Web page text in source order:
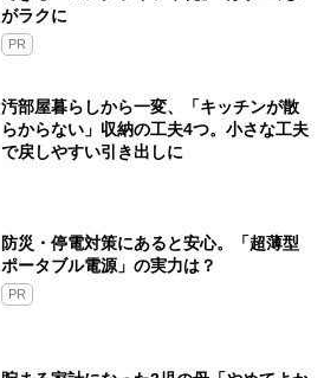
がラクに
PR
汚部屋暮らしから一変、「キッチンが散
らからない」収納の工夫4つ。小さな工夫
で戻しやすい引き出しに
防災・停電対策にあると安心。「超薄型
ポータブル電源」の実力は？​
PR